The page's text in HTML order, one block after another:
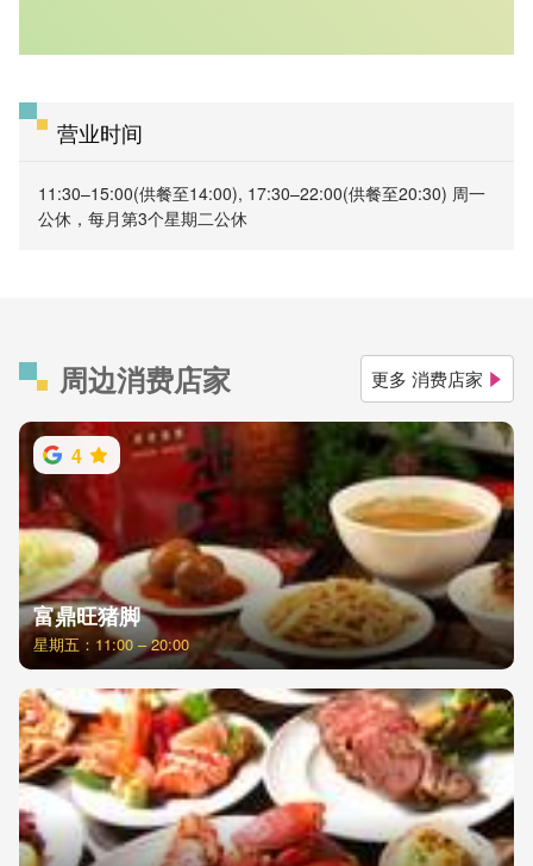
营业时间
11:30–15:00(供餐至14:00), 17:30–22:00(供餐至20:30) 周一
公休，每月第3个星期二公休
周边消费店家 更多 消费店家
4
富鼎旺猪脚
星期五：11:00 – 20:00